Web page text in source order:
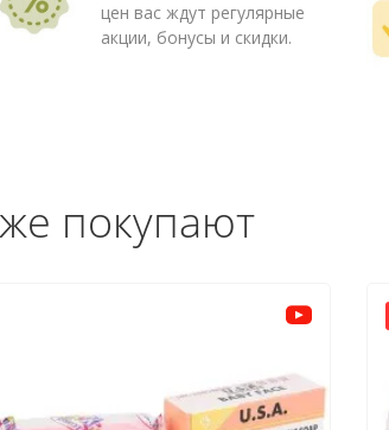
цен вас ждут регулярные
акции, бонусы и скидки.
покупают